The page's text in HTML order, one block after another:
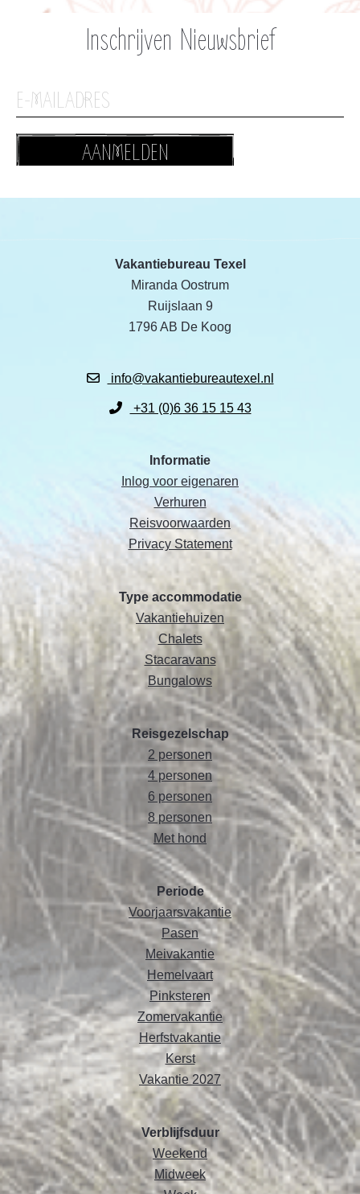
Inschrijven Nieuwsbrief
AANMELDEN
Vakantiebureau Texel
Miranda Oostrum
Ruijslaan 9
1796 AB De Koog
info@vakantiebureautexel.nl
+31 (0)6 36 15 15 43
Informatie
Inlog voor eigenaren
Verhuren
Reisvoorwaarden
Privacy Statement
Type accommodatie
Vakantiehuizen
Chalets
Stacaravans
Bungalows
Reisgezelschap
2 personen
4 personen
6 personen
8 personen
Met hond
Periode
Voorjaarsvakantie
Pasen
Meivakantie
Hemelvaart
Pinksteren
Zomervakantie
Herfstvakantie
Kerst
Vakantie 2027
Verblijfsduur
Weekend
Midweek